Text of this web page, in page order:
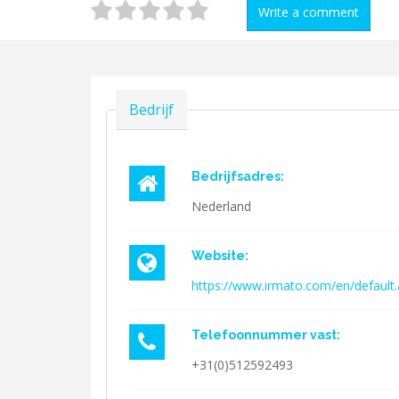
Write a comment
Verbergen
Bedrijf
Bedrijfsadres:
Nederland
Website:
https://www.irmato.com/en/
Telefoonnummer vast:
+31(0)512592493